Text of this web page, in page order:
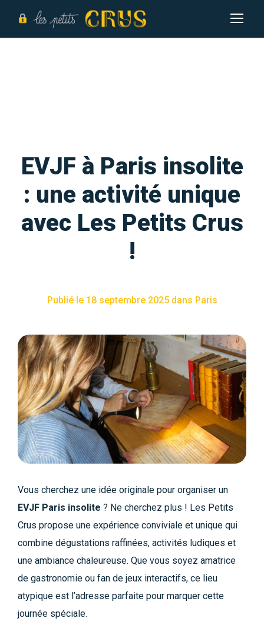
EVJF à Paris insolite
: une activité unique
avec Les Petits Crus
!
Publié le 18 septembre 2025 dans Paris
Vous cherchez une idée originale pour organiser un
EVJF Paris insolite ? Ne cherchez plus ! Les Petits
Crus propose une expérience conviviale et unique qui
combine dégustations raffinées, activités ludiques et
une ambiance chaleureuse. Que vous soyez amatrice
de gastronomie ou fan de jeux interactifs, ce lieu
atypique est l’adresse parfaite pour marquer cette
journée spéciale.